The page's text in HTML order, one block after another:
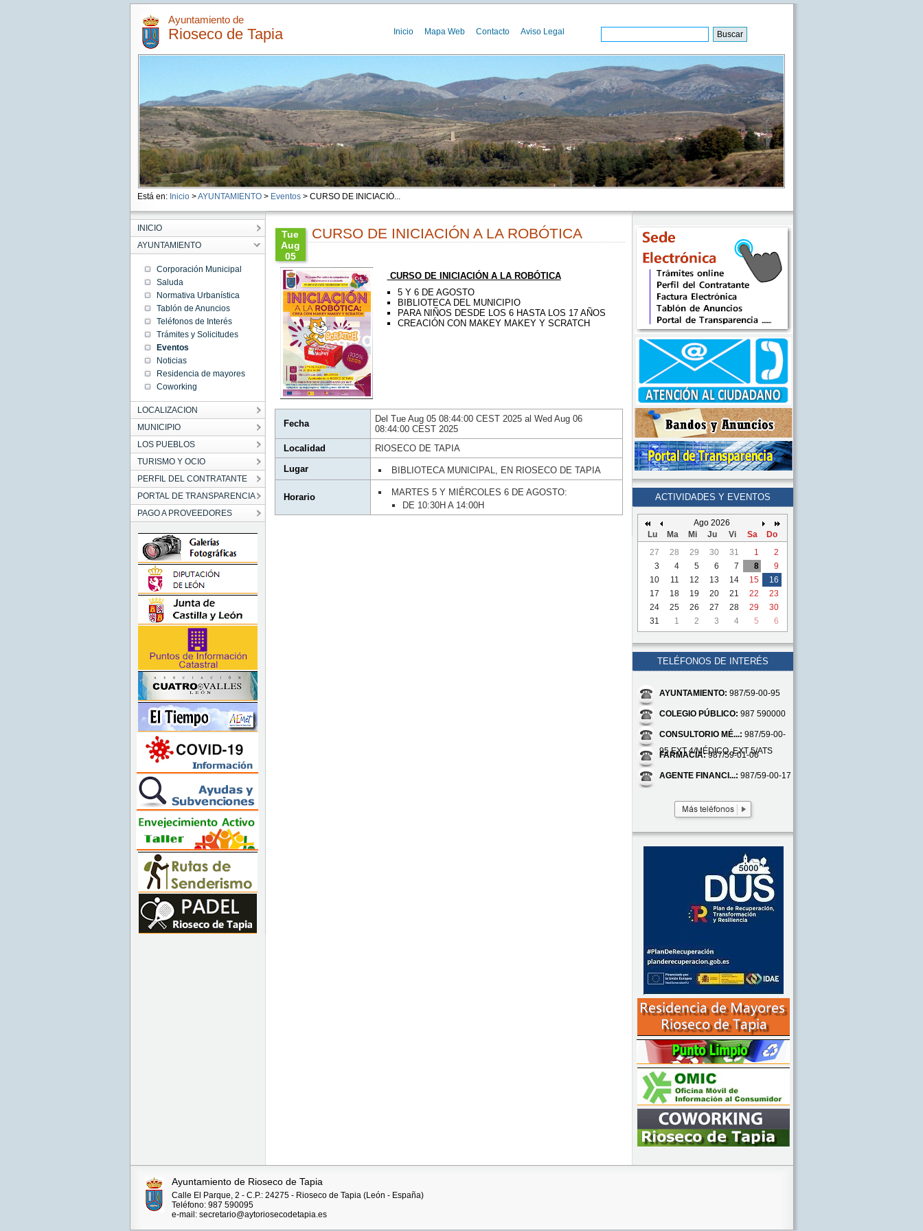
Ayuntamiento de
Rioseco de Tapia Inicio Mapa Web Contacto Aviso Legal
Está en: Inicio >AYUNTAMIENTO> Eventos> CURSO DE INICIACIÓ...
INICIO
AYUNTAMIENTO
Corporación Municipal
Saluda
Normativa Urbanística
Tablón de Anuncios
Teléfonos de Interés
Trámites y Solicitudes
Eventos
Noticias
Residencia de mayores
Coworking
LOCALIZACION
MUNICIPIO
LOS PUEBLOS
TURISMO Y OCIO
PERFIL DEL CONTRATANTE
PORTAL DE TRANSPARENCIA
PAGO A PROVEEDORES
Tue
Aug
05
08:44:00
CEST
2025
Tue
Aug 05
08:44:00
CEST
2025
Tue Aug
05
08:44:00
2025
CURSO DE INICIACIÓN A LA ROBÓTICA
CURSO DE INICIACIÓN A LA ROBÓTICA
5 Y 6 DE AGOSTO
BIBLIOTECA DEL MUNICIPIO
PARA NIÑOS DESDE LOS 6 HASTA LOS 17 AÑOS
CREACIÓN CON MAKEY MAKEY Y SCRATCH
Fecha
Del Tue Aug 05 08:44:00 CEST 2025 al Wed Aug 06
08:44:00 CEST 2025
Localidad
RIOSECO DE TAPIA
Lugar
BIBLIOTECA MUNICIPAL, EN RIOSECO DE TAPIA
Horario
MARTES 5 Y MIÉRCOLES 6 DE AGOSTO:
DE 10:30H A 14:00H
ACTIVIDADES Y EVENTOS
Ago 2026
Lu
Ma Mi Ju Vi Sa
Do
27
28 29 30 31 1
2
3
4 5 6 7 8
9
10
11 12 13 14 15
16
17
18 19 20 21 22
23
24
25 26 27 28 29
30
31
1 2 3 4 5 6
TELÉFONOS DE INTERÉS
AYUNTAMIENTO: 987/59-00-95
COLEGIO PÚBLICO: 987 590000
CONSULTORIO MÉ...: 987/59-00-
95 EXT 4/MÉDICO, EXT 5/ATS
FARMACIA:987/59-01-06
AGENTE FINANCI...: 987/59-00-17
Ayuntamiento de Rioseco de Tapia
Calle El Parque, 2 - C.P.: 24275 - Rioseco de Tapia (León - España)
Teléfono: 987 590095
e-mail: secretario@aytoriosecodetapia.es